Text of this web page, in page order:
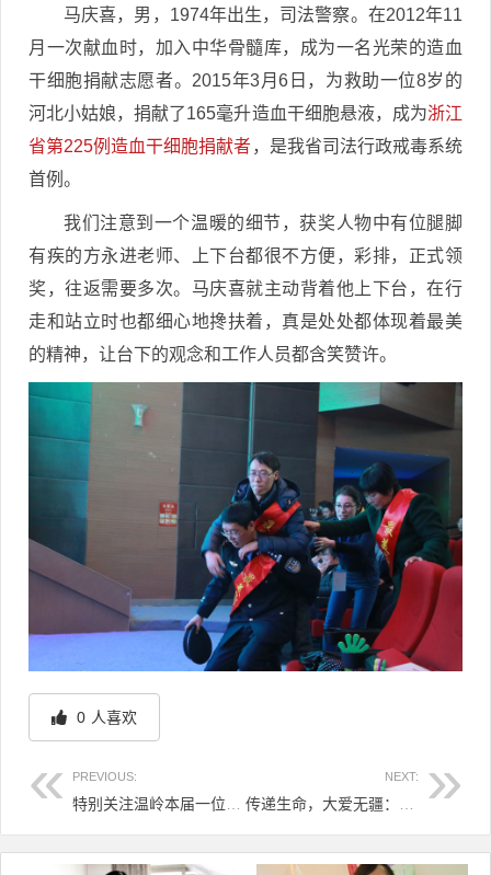
马庆喜，男，1974年出生，司法警察。在2012年11
月一次献血时，加入中华骨髓库，成为一名光荣的造血
干细胞捐献志愿者。2015年3月6日，为救助一位8岁的
河北小姑娘，捐献了165毫升造血干细胞悬液，成为浙江
省第225例造血干细胞捐献者，是我省司法行政戒毒系统
首例。
我们注意到一个温暖的细节，获奖人物中有位腿脚
有疾的方永进老师、上下台都很不方便，彩排，正式领
奖，往返需要多次。马庆喜就主动背着他上下台，在行
走和站立时也都细心地搀扶着，真是处处都体现着最美
的精神，让台下的观念和工作人员都含笑赞许。
0 人喜欢
PREVIOUS: NEXT:
文章导航